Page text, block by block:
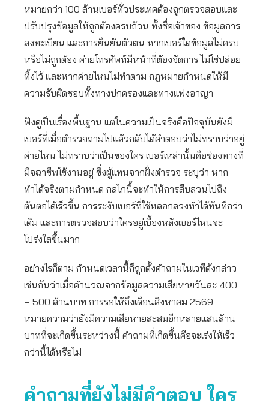
หมายกว่า 100 ล้านเบอร์ทั่วประเทศต้องถูกตรวจสอบและ
ปรับปรุงข้อมูลให้ถูกต้องครบถ้วน ทั้งชื่อเจ้าของ ข้อมูลการ
ลงทะเบียน และการยืนยันตัวตน หากเบอร์ใดข้อมูลไม่ครบ
หรือไม่ถูกต้อง ค่ายโทรศัพท์มีหน้าที่ต้องจัดการ ไม่ใช่ปล่อย
ทิ้งไว้ และหากค่ายไหนไม่ทำตาม กฎหมายกำหนดให้มี
ความรับผิดชอบทั้งทางปกครองและทางแพ่งอาญา
ฟังดูเป็นเรื่องพื้นฐาน แต่ในความเป็นจริงคือปัจจุบันยังมี
เบอร์ที่เมื่อตำรวจถามไปแล้วกลับได้คำตอบว่าไม่ทราบว่าอยู่
ค่ายไหน ไม่ทราบว่าเป็นของใคร เบอร์เหล่านั้นคือช่องทางที่
มิจฉาชีพใช้งานอยู่ ซึ่งผู้แทนจากฝั่งตำรวจ ระบุว่า หาก
ทำได้จริงตามกำหนด กลไกนี้จะทำให้การสืบสวนไปถึง
ต้นตอได้เร็วขึ้น การระงับเบอร์ที่ใช้หลอกลวงทำได้ทันทีกว่า
เดิม และการตรวจสอบว่าใครอยู่เบื้องหลังเบอร์ไหนจะ
โปร่งใสขึ้นมาก
อย่างไรก็ตาม กำหนดเวลานี้ก็ถูกตั้งคำถามในเวทีดังกล่าว
เช่นกันว่าเมื่อคำนวณจากข้อมูลความเสียหายวันละ 400
– 500 ล้านบาท การรอให้ถึงเดือนสิงหาคม 2569
หมายความว่ายังมีความเสียหายสะสมอีกหลายแสนล้าน
บาทที่จะเกิดขึ้นระหว่างนี้ คำถามที่เกิดขึ้นคือจะเร่งให้เร็ว
กว่านี้ได้หรือไม่
คำถามที่ยังไม่มีคำตอบ ใคร